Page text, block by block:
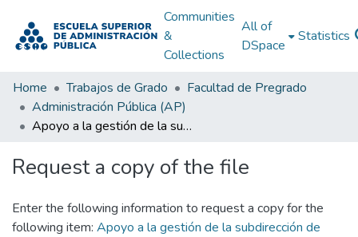
Communities
&
Collections
All of
DSpace
Statistics
Home Trabajos de Grado
Facultad de Pregrado
Administración Pública (AP)
Apoyo a la gestión de la subdirección de operaciones para la atención a la primera infancia del ICBF
Request a copy of the file
Enter the following information to request a copy for the
following item: Apoyo a la gestión de la subdirección de